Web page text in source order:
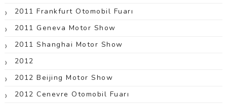
2011 Frankfurt Otomobil Fuarı
2011 Geneva Motor Show
2011 Shanghai Motor Show
2012
2012 Beijing Motor Show
2012 Cenevre Otomobil Fuarı